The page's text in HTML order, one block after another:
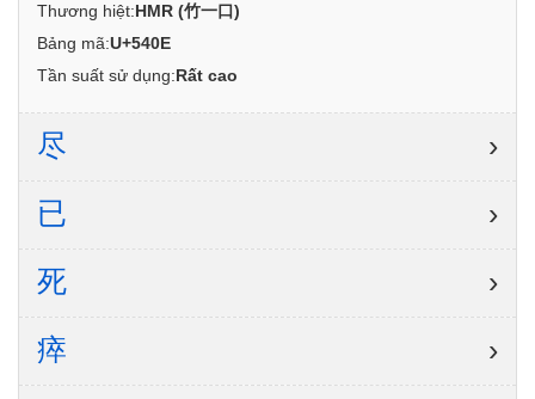
Thương hiệt:HMR (竹一口)
Bảng mã:U+540E
Tần suất sử dụng:Rất cao
尽 ›
已 ›
死 ›
瘁 ›